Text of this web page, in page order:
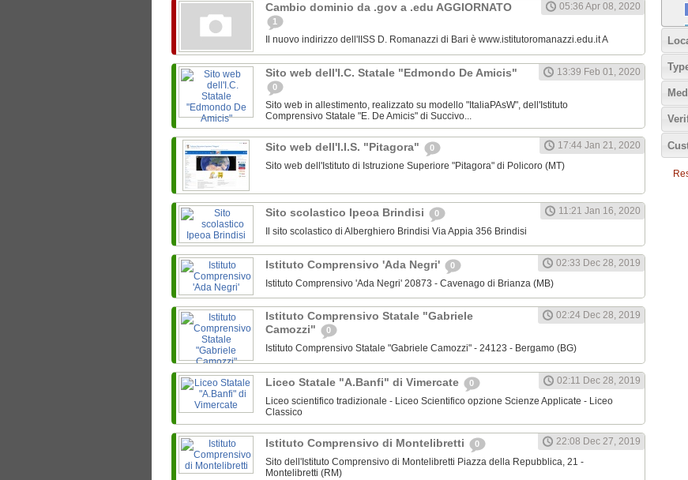
Cambio dominio da .gov a .edu AGGIORNATO
1
05:36 Apr 08, 2020
Il nuovo indirizzo dell'IISS D. Romanazzi di Bari è www.istitutoromanazzi.edu.it A
Sito web dell'I.C. Statale "Edmondo De Amicis"
0
13:39 Feb 01, 2020
Sito web in allestimento, realizzato su modello "ItaliaPAsW", dell'Istituto
Comprensivo Statale "E. De Amicis" di Succivo...
Sito web dell'I.I.S. "Pitagora" 0
17:44 Jan 21, 2020
Sito web dell'Istituto di Istruzione Superiore "Pitagora" di Policoro (MT)
Sito scolastico Ipeoa Brindisi 0
11:21 Jan 16, 2020
Il sito scolastico di Alberghiero Brindisi Via Appia 356 Brindisi
Istituto Comprensivo 'Ada Negri' 0
02:33 Dec 28, 2019
Istituto Comprensivo 'Ada Negri' 20873 - Cavenago di Brianza (MB)
Istituto Comprensivo Statale "Gabriele
Camozzi"
0
02:24 Dec 28, 2019
Istituto Comprensivo Statale "Gabriele Camozzi" - 24123 - Bergamo (BG)
Liceo Statale "A.Banfi" di Vimercate 0
02:11 Dec 28, 2019
Liceo scientifico tradizionale - Liceo Scientifico opzione Scienze Applicate - Liceo
Classico
Istituto Comprensivo di Montelibretti 0
22:08 Dec 27, 2019
Sito dell'Istituto Comprensivo di Montelibretti Piazza della Repubblica, 21 -
Montelibretti (RM)